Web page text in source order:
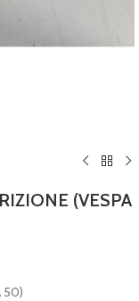
(VESPA
50)